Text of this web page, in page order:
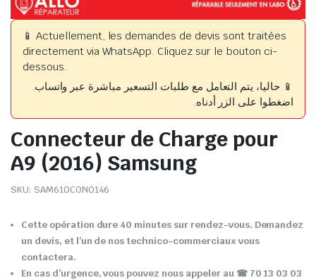
📱 Actuellement, les demandes de devis sont traitées
directement via WhatsApp. Cliquez sur le bouton ci-
dessous.
📱 حاليا، يتم التعامل مع طلبات التسعير مباشرة عبر واتساب.
اضغطوا على الزر أدناه.
Connecteur de Charge pour
A9 (2016) Samsung
SKU: SAM610CON0146
Cette opération dure 40 minutes sur rendez-vous. Demandez
un devis, et l’un de nos technico-commerciaux vous
contactera.
En cas d’urgence, vous pouvez nous appeler au ☎ 70 13 03 03